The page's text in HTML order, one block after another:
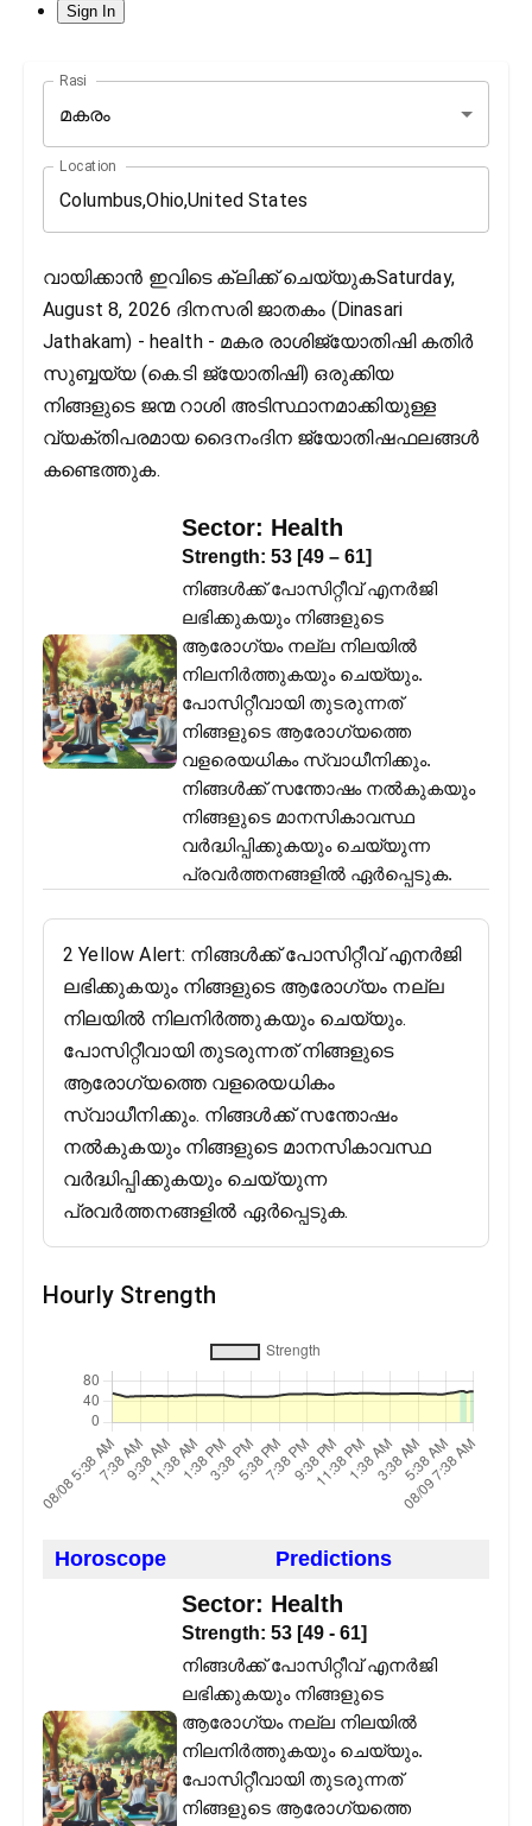
Sign In
Rasi
മകരം
Location
വായിക്കാൻ ഇവിടെ ക്ലിക്ക് ചെയ്യുകSaturday,
August 8, 2026 ദിനസരി ജാതകം (Dinasari
Jathakam) - health - മകര രാശിജ്യോതിഷി കതിര്‍
സുബ്ബയ്യ (കെ.ടി ജ്യോതിഷി) ഒരുക്കിയ
നിങ്ങളുടെ ജന്മ റാശി അടിസ്ഥാനമാക്കിയുള്ള
വ്യക്തിപരമായ ദൈനംദിന ജ്യോതിഷഫലങ്ങള്‍
കണ്ടെത്തുക.
Sector: Health
Strength: 53 [49 – 61]
നിങ്ങൾക്ക് പോസിറ്റീവ് എനർജി
ലഭിക്കുകയും നിങ്ങളുടെ
ആരോഗ്യം നല്ല നിലയിൽ
നിലനിർത്തുകയും ചെയ്യും.
പോസിറ്റീവായി തുടരുന്നത്
നിങ്ങളുടെ ആരോഗ്യത്തെ
വളരെയധികം സ്വാധീനിക്കും.
നിങ്ങൾക്ക് സന്തോഷം നൽകുകയും
നിങ്ങളുടെ മാനസികാവസ്ഥ
വർദ്ധിപ്പിക്കുകയും ചെയ്യുന്ന
പ്രവർത്തനങ്ങളിൽ ഏർപ്പെടുക.
2 Yellow Alert: നിങ്ങൾക്ക് പോസിറ്റീവ് എനർജി
ലഭിക്കുകയും നിങ്ങളുടെ ആരോഗ്യം നല്ല
നിലയിൽ നിലനിർത്തുകയും ചെയ്യും.
പോസിറ്റീവായി തുടരുന്നത് നിങ്ങളുടെ
ആരോഗ്യത്തെ വളരെയധികം
സ്വാധീനിക്കും. നിങ്ങൾക്ക് സന്തോഷം
നൽകുകയും നിങ്ങളുടെ മാനസികാവസ്ഥ
വർദ്ധിപ്പിക്കുകയും ചെയ്യുന്ന
പ്രവർത്തനങ്ങളിൽ ഏർപ്പെടുക.
Hourly Strength
Horoscope Predictions
Sector: Health
Strength: 53 [49 - 61]
നിങ്ങൾക്ക് പോസിറ്റീവ് എനർജി
ലഭിക്കുകയും നിങ്ങളുടെ
ആരോഗ്യം നല്ല നിലയിൽ
നിലനിർത്തുകയും ചെയ്യും.
പോസിറ്റീവായി തുടരുന്നത്
നിങ്ങളുടെ ആരോഗ്യത്തെ